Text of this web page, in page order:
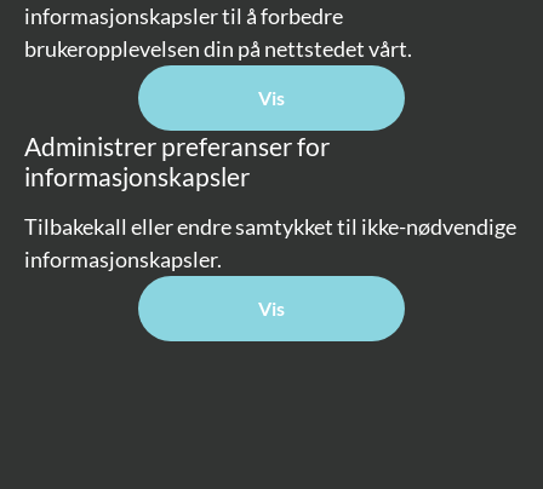
informasjonskapsler til å forbedre
brukeropplevelsen din på nettstedet vårt.
Vis
Administrer preferanser for
informasjonskapsler
Tilbakekall eller endre samtykket til ikke-nødvendige
informasjonskapsler.
Vis